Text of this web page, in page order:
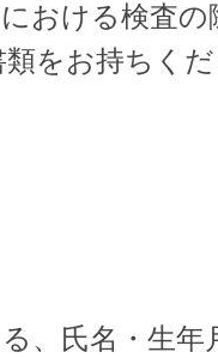
おける検査
をお持ちく
、氏名・生年